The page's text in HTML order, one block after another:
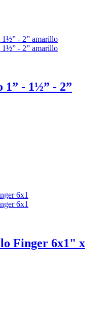
1” - 1½” - 2”
Finger 6x1" x